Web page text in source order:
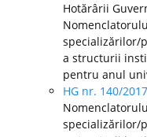
Hotărârii
specializărilor/
a structurii
pentru anul
HG nr. 140/2017
specializărilor/